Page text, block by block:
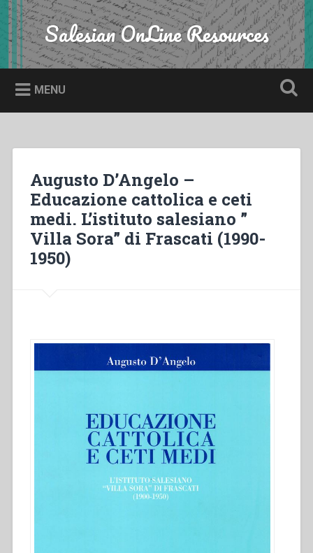
Skip
to
content
Search Salesian OnLine Resources
MENU
Augusto D’Angelo –
Educazione cattolica e ceti
medi. L’istituto salesiano ”
Villa Sora” di Frascati (1990-
1950)